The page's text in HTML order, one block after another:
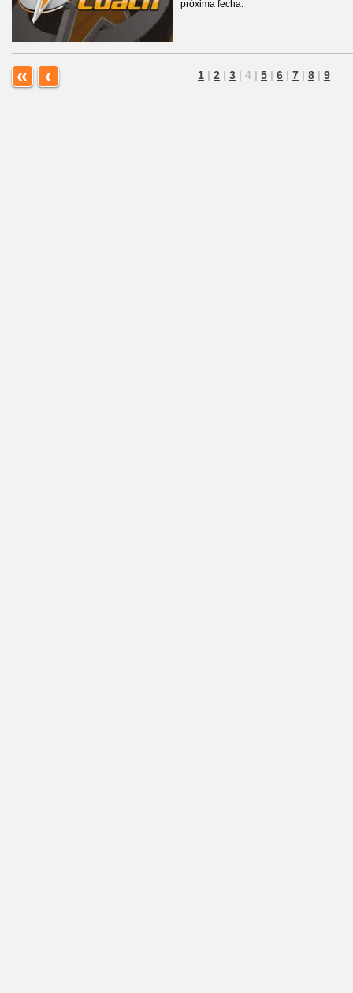
próxima fecha.
« ‹ 1 | 2 | 3 | 4 | 5 | 6 | 7 | 8 | 9